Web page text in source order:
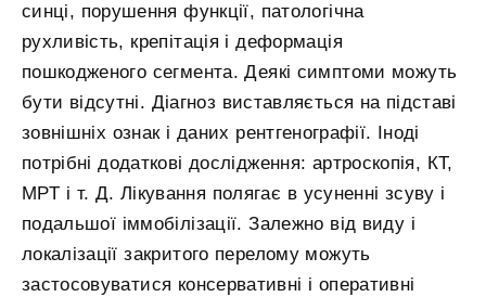
синці, порушення функції, патологічна
рухливість, крепітація і деформація
пошкодженого сегмента. Деякі симптоми можуть
бути відсутні. Діагноз виставляється на підставі
зовнішніх ознак і даних рентгенографії. Іноді
потрібні додаткові дослідження: артроскопія, КТ,
МРТ і т. Д. Лікування полягає в усуненні зсуву і
подальшої іммобілізації. Залежно від виду і
локалізації закритого перелому можуть
застосовуватися консервативні і оперативні